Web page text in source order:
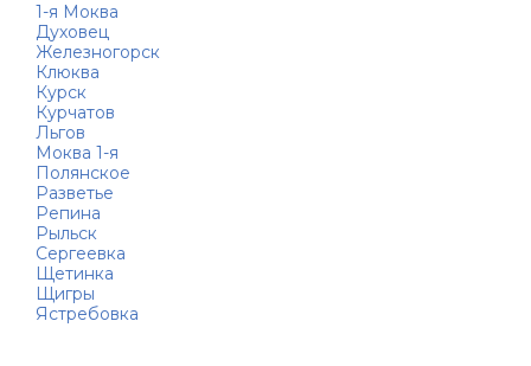
1-я Моква
Духовец
Железногорск
Клюква
Курск
Курчатов
Льгов
Моква 1-я
Полянское
Разветье
Репина
Рыльск
Сергеевка
Щетинка
Щигры
Ястребовка